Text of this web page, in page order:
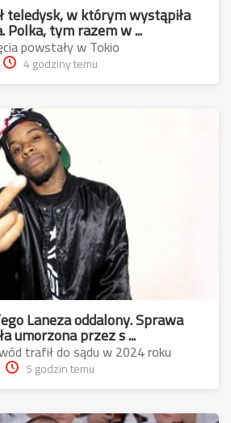
teledysk, w którym wystąpiła
Polka, tym razem w ...
powstały w Tokio
4 godziny temu
Laneza oddalony. Sprawa
umorzona przez s ...
trafił do sądu w 2024 roku
5 godzin temu